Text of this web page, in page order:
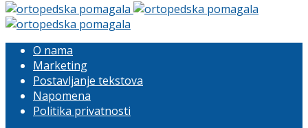
O nama
Marketing
Postavljanje tekstova
Napomena
Politika privatnosti